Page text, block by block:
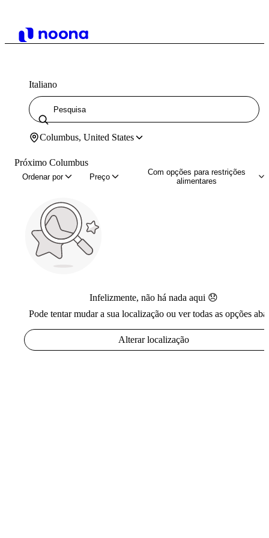
Italiano
Columbus, United States
Próximo Columbus
Ordenar por Preço
Com opções para restrições
alimentares
Infelizmente, não há nada aqui 😞
Pode tentar mudar a sua localização ou ver todas as opções
Alterar localização